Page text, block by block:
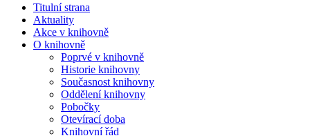
Titulní strana
Aktuality
Akce v knihovně
O knihovně
Poprvé v knihovně
Historie knihovny
Současnost knihovny
Oddělení knihovny
Pobočky
Otevírací doba
Knihovní řád